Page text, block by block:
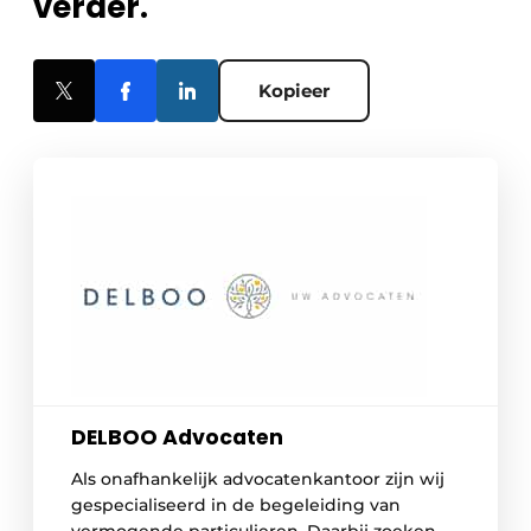
Kopieer
DELBOO Advocaten
Als onafhankelijk advocatenkantoor zijn wij
gespecialiseerd in de begeleiding van